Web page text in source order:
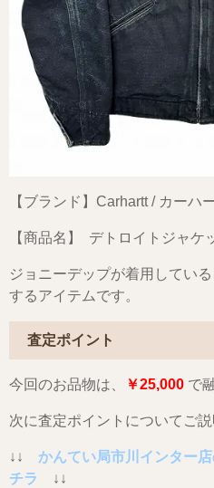
【ブランド】Carhartt / カーハ
【商品名】 デトロイトジャケ
ジョニーデップが着用してい
するアイテムです。
査定ポイント
今回のお品物は、 ￥25,000 で
次に査定ポイントについてご説
↓↓ かんてい局市川インター
チラ
↓↓